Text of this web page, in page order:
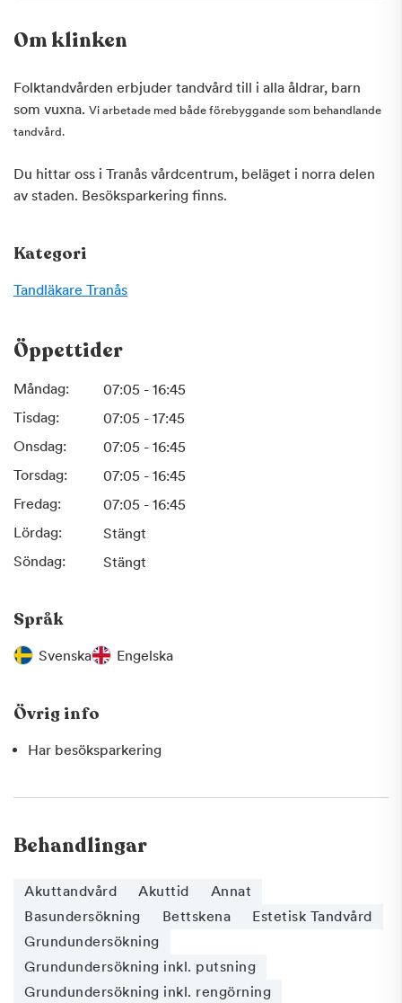
Om klinken
Folktandvården erbjuder tandvård till i alla åldrar, barn
som vuxna. Vi arbetade med både förebyggande som behandlande
tandvård.
Du hittar oss i Tranås vårdcentrum, beläget i norra delen
av staden. Besöksparkering finns.
Kategori
Tandläkare Tranås
Öppettider
Måndag:
07:05 - 16:45
Tisdag:
07:05 - 17:45
Onsdag:
07:05 - 16:45
Torsdag:
07:05 - 16:45
Fredag:
07:05 - 16:45
Lördag:
Stängt
Söndag:
Stängt
Språk
Svenska Engelska
Övrig info
Har besöksparkering
Behandlingar
Akuttandvård Akuttid
Annat
Basundersökning
Bettskena
Estetisk Tandvård
Grundundersökning
Grundundersökning inkl. putsning
Grundundersökning inkl. rengörning